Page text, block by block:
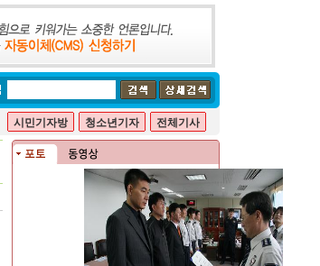
시민기자방 청소년기자 전체기사